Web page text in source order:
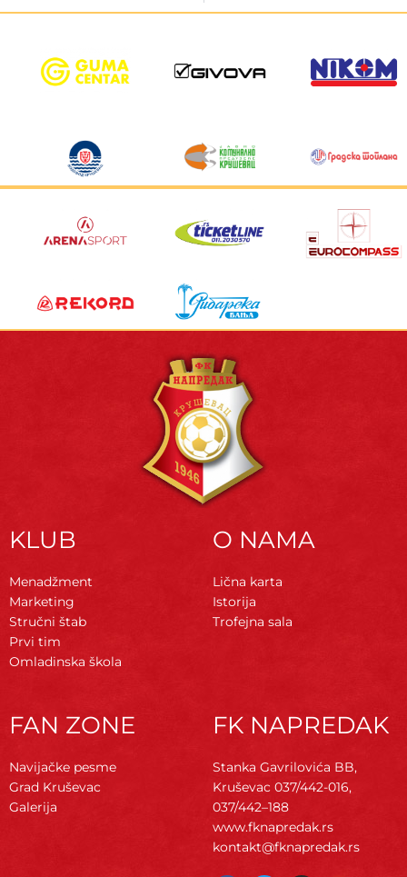
KLUB
Menadžment
Marketing
Stručni štab
Prvi tim
Omladinska škola
O NAMA
Lična karta
Istorija
Trofejna sala
FAN ZONE
Navijačke pesme
Grad Kruševac
Galerija
FK NAPREDAK
Stanka Gavrilovića BB,
Kruševac 037/442-016,
037/442–188
www.fknapredak.rs
kontakt@fknapredak.rs